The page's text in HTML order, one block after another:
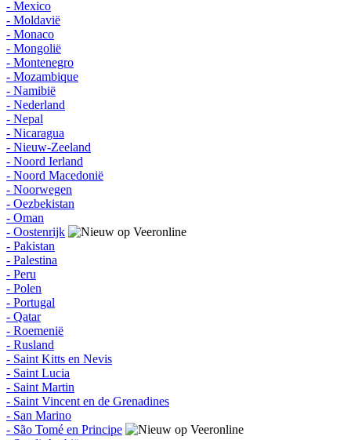
- Mexico
- Moldavië
- Monaco
- Mongolië
- Montenegro
- Mozambique
- Namibië
- Nederland
- Nepal
- Nicaragua
- Nieuw-Zeeland
- Noord Ierland
- Noord Macedonië
- Noorwegen
- Oezbekistan
- Oman
- Oostenrijk
- Pakistan
- Palestina
- Peru
- Polen
- Portugal
- Qatar
- Roemenië
- Rusland
- Saint Kitts en Nevis
- Saint Lucia
- Saint Martin
- Saint Vincent en de Grenadines
- San Marino
- São Tomé en Principe